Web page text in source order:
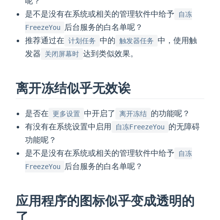
是不是没有在系统或相关的管理软件中给予
自冻
FreezeYou
后台服务的白名单呢？
推荐通过在 计划任务 中的 触发器任务 中，使用触
发器
关闭屏幕时 达到类似效果。
离开冻结似乎无效诶
是否在 更多设置 中开启了 离开冻结 的功能呢？
有没有在系统设置中启用
自冻FreezeYou 的无障碍
功能呢？
是不是没有在系统或相关的管理软件中给予
自冻
FreezeYou
后台服务的白名单呢？
应用程序的图标似乎变成透明的
了